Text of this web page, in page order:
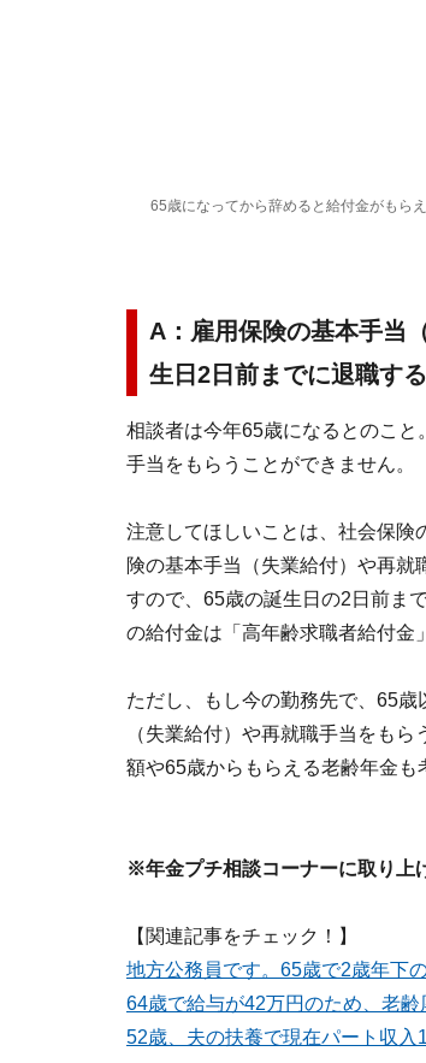
65歳になってから辞めると給付金がもら
A：雇用保険の基本手当
生日2日前までに退職す
相談者は今年65歳になるとのこ
手当をもらうことができません。
注意してほしいことは、社会保険
険の基本手当（失業給付）や再就
すので、65歳の誕生日の2日前ま
の給付金は「高年齢求職者給付金
ただし、もし今の勤務先で、65
（失業給付）や再就職手当をも
額や65歳からもらえる老齢年金も
※年金プチ相談コーナーに取り上
【関連記事をチェック！】
地方公務員です。65歳で2歳年下
64歳で給与が42万円のため、老
52歳、夫の扶養で現在パート収